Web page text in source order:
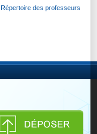
Répertoire des professeurs